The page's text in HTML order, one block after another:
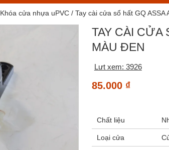
Khóa cửa nhựa uPVC/ Tay cài cửa sổ hất GQ ASSA
TAY CÀI CỬA
MÀU ĐEN
Lưt xem: 3926
85.000 ₫
Chất liệu
Loại cửa